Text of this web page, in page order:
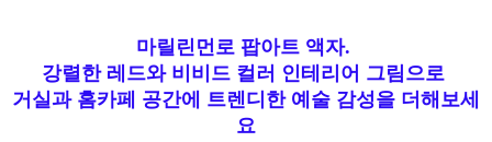
마릴린먼로 팝아트 액자.
강렬한 레드와 비비드 컬러 인테리어 그림으로
거실과 홈카페 공간에 트렌디한 예술 감성을 더해보세
요